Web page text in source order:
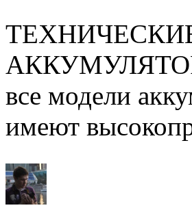
все модели
имеют